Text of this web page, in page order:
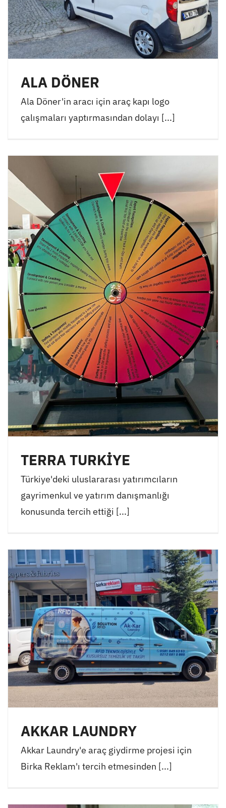
ALA DÖNER
Ala Döner'in aracı için araç kapı logo
çalışmaları yaptırmasından dolayı [...]
TERRA TURKİYE
Türkiye'deki uluslararası yatırımcıların
gayrimenkul ve yatırım danışmanlığı
konusunda tercih ettiği [...]
AKKAR LAUNDRY
Akkar Laundry'e araç giydirme projesi için
Birka Reklam'ı tercih etmesinden [...]